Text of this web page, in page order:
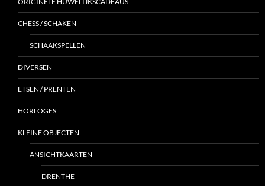
CHESS / SCHAKEN
SCHAAKSPELLEN
DIVERSEN
ETSEN / PRENTEN
HORLOGES
KLEINE OBJECTEN
ANSICHTKAARTEN
DRENTHE